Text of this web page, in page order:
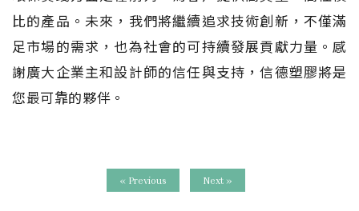
比的產品。未來，我們將繼續追求技術創新，不僅滿
足市場的需求，也為社會的可持續發展貢獻力量。感
謝廣大企業主和設計師的信任與支持，信德塑膠將是
您最可靠的夥伴。
« Previous Next »